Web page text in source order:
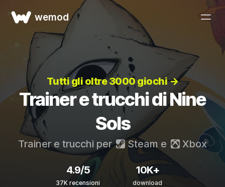
wemod
Tutti gli oltre 3000 giochi →
Trainer e trucchi di Nine
Sols
Trainer e trucchi per Steam e Xbox
4.9/5
37K recensioni
10K+
download